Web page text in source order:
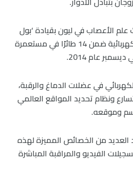
الأعصاب في ليون بقيادة ‘بول
أنطوان’ ليبوريل أقطابًا كهربائية ضمن 14 طائرًا في مستعمرة
عام 2014.
في عضلات الدماغ والرقبة،
ونظام تحديد المواقع العالمي
من الخصائص المميزة لهذه
الفيديو والمراقبة المباشرة